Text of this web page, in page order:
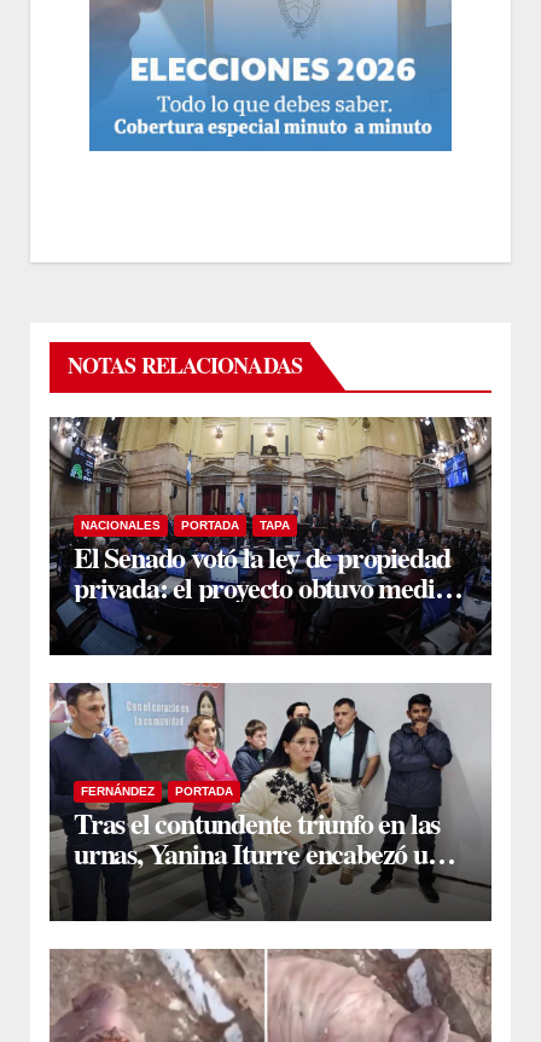
NOTAS RELACIONADAS
NACIONALES PORTADA TAPA
El Senado votó la ley de propiedad
privada: el proyecto obtuvo media
sanción
FERNÁNDEZ PORTADA
Tras el contundente triunfo en las
urnas, Yanina Iturre encabezó un
encuentro con vecinos y dirigentes
en Fernández